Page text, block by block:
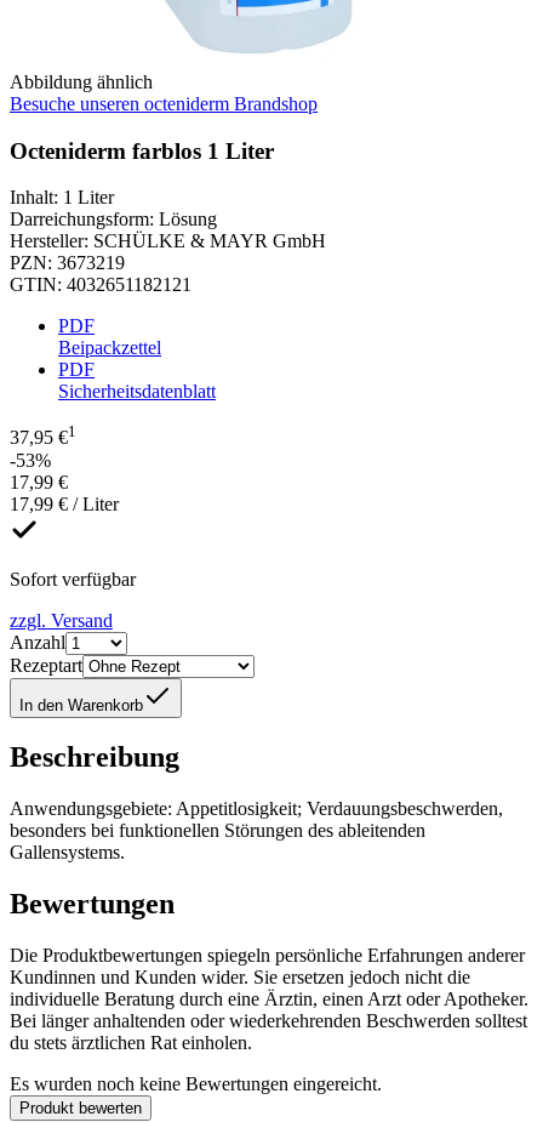
Abbildung ähnlich
Besuche unseren octeniderm Brandshop
Octeniderm farblos 1 Liter
Inhalt: 1 Liter
Darreichungsform: Lösung
Hersteller: SCHÜLKE & MAYR GmbH
PZN: 3673219
GTIN: 4032651182121
PDF
Beipackzettel
PDF
Sicherheitsdatenblatt
37,95 €1
-53%
17,99 €
17,99 € / Liter
Sofort verfügbar
zzgl. Versand
Anzahl
Rezeptart
In den Warenkorb
Beschreibung
Anwendungsgebiete: Appetitlosigkeit; Verdauungsbeschwerden,
besonders bei funktionellen Störungen des ableitenden
Gallensystems.
Bewertungen
Die Produktbewertungen spiegeln persönliche Erfahrungen anderer
Kundinnen und Kunden wider. Sie ersetzen jedoch nicht die
individuelle Beratung durch eine Ärztin, einen Arzt oder Apotheker.
Bei länger anhaltenden oder wiederkehrenden Beschwerden solltest
du stets ärztlichen Rat einholen.
Es wurden noch keine Bewertungen eingereicht.
Produkt bewerten